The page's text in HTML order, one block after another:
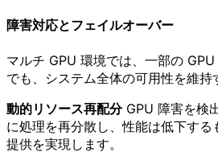
障害対応とフェイルオーバー
マルチ GPU 環境では、一部の
でも、システム全体の可用性を維持
動的リソース再配分GPU 障害を検
に処理を再分散し、性能は低下する
提供を実現します。